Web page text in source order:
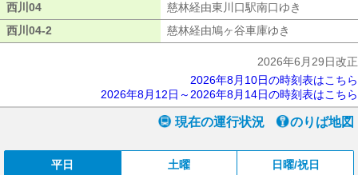
西川04 慈林経由東川口駅南口ゆき
西川04-2
慈林経由鳩ヶ谷車庫ゆき
2026年6月29日改正
2026年8月10日の時刻表はこちら
2026年8月12日～2026年8月14日の時刻表はこちら
現在の運行状況 のりば地図
平日 土曜 日曜/祝日